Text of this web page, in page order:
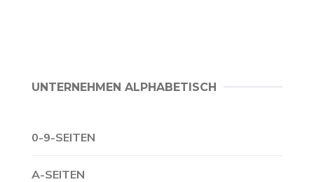
UNTERNEHMEN ALPHABETISCH
0-9-SEITEN
A-SEITEN